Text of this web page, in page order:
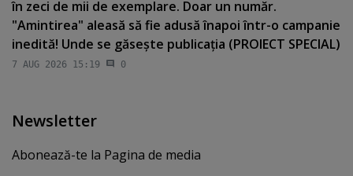
în zeci de mii de exemplare. Doar un număr.
"Amintirea" aleasă să fie adusă înapoi într-o campanie
inedită! Unde se găseşte publicaţia (PROIECT SPECIAL)
7 AUG 2026 15:19 0
Newsletter
Abonează-te la Pagina de media